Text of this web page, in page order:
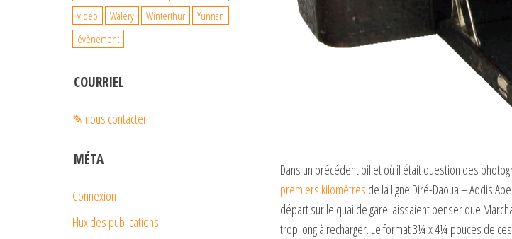
Dans un précédent billet où il était question des
premiers kilomètres de la ligne Diré-Daoua – Addis
départ sur le quai de gare laissaient penser que
trop long à recharger. Le format 3¼ x 4¼ pouces de
vidéo
Walery Winterthur
Yunnan
évènement
COURRIEL
✎ nous contacter
MÉTA
Connexion
Flux des publications